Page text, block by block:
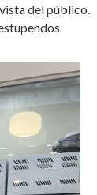
del público.